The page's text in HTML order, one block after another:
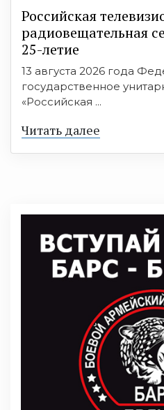
Российская
радиовещательная
25-летие
13 августа 2026 года
государственное
«Российская ...
Читать далее